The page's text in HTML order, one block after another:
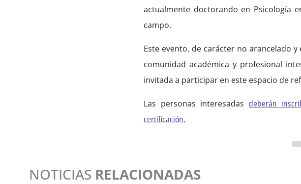
actualmente doctorando en Psicología
campo.
Este evento, de carácter no arancelado
comunidad académica y profesional
invitada a participar en este espacio de
Las personas interesadas deberán
certificación.
NOTICIAS RELACIONADAS